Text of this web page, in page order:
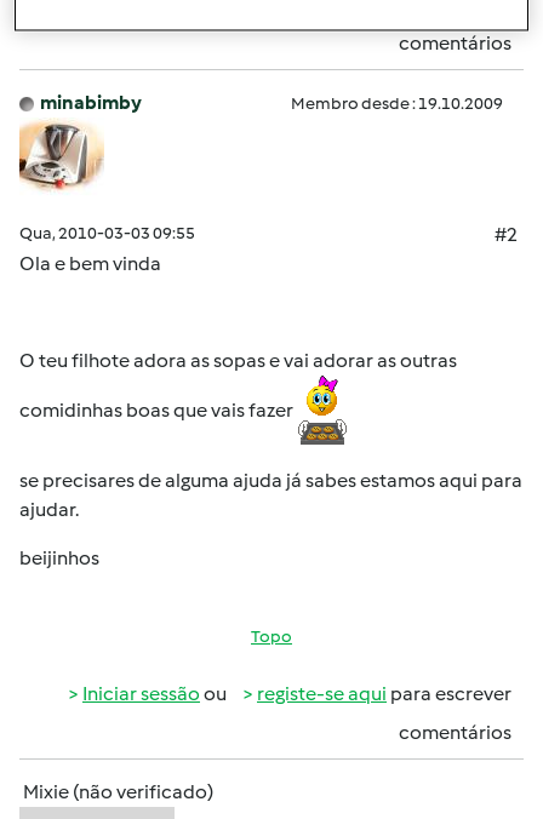
comentários
minabimby Membro desde : 19.10.2009
Qua, 2010-03-03 09:55
#2
Ola e bem vinda
O teu filhote adora as sopas e vai adorar as outras
comidinhas boas que vais fazer
se precisares de alguma ajuda já sabes estamos aqui para
ajudar.
beijinhos
Topo
Iniciar sessão ou registe-se aqui para escrever
comentários
Mixie (não verificado)